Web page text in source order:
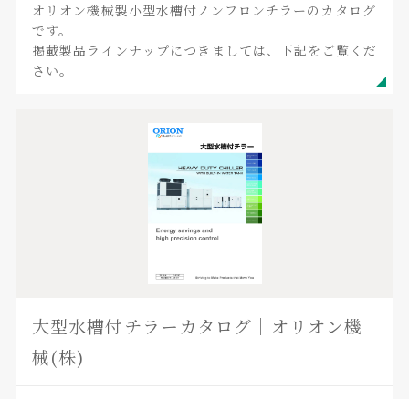
オリオン機械製小型水槽付ノンフロンチラーのカタログ
です。
掲載製品ラインナップにつきましては、下記をご覧くだ
さい。
大型水槽付チラーカタログ｜オリオン機
械(株)